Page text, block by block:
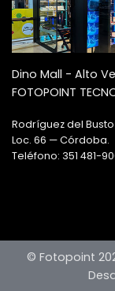
Dino Mall - Alto
FOTOPOINT
Rodríguez del
Loc. 66 — Córdoba.
Teléfono: 351 481-
© Fotopoint